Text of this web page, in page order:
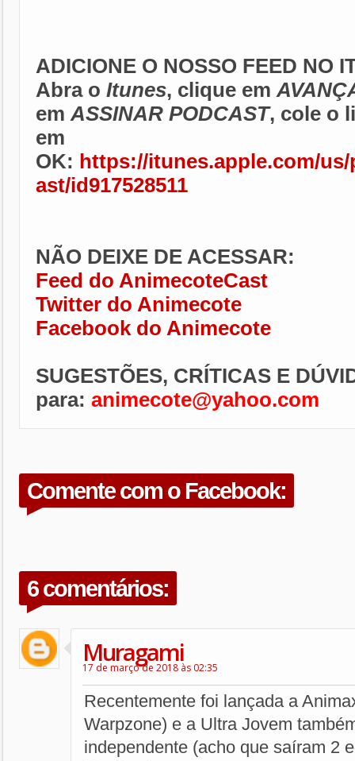
ADICIONE O NOSSO FEED NO
Abra o Itunes, clique em
em ASSINAR PODCAST, cole o
em
OK: https://itunes.apple.com/
ast/id917528511
NÃO DEIXE DE ACESSAR:
Feed do AnimecoteCast
Twitter do Animecote
Facebook do Animecote
SUGESTÕES, CRÍTICAS E
para: animecote@yahoo.com
Comente com o Facebook:
6 comentários:
Muragami
17 de março de 2018 às 02:35
Recentemente foi lançada a
Warpzone) e a Ultra Jovem
independente (acho que saíram 2